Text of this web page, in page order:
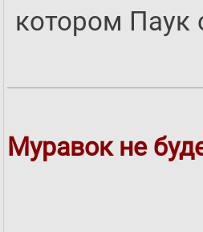
котором Паук
Муравок не